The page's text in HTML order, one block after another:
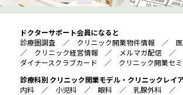
ドクターサポート会員になると
診療圏調査 ／ クリニック開業物件情報 ／
／ クリニック経営情報 ／ メルマガ配信 ／
ダイナースクラブカード ／ クリニック開業セ
診療科別 クリニック開業モデル・クリニックレイ
内科 ／ 小児科 ／ 眼科 ／ 乳腺外科 ／